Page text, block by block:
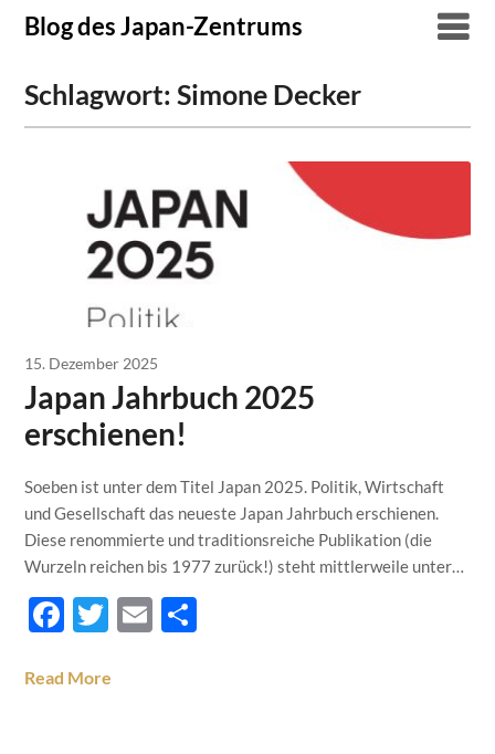
SkipBlog des Japan-Zentrums
Schlagwort:Simone Decker
15. Dezember 2025
Japan Jahrbuch 2025
erschienen!
Soeben ist unter dem Titel Japan 2025. Politik, Wirtschaft
und Gesellschaft das neueste Japan Jahrbuch erschienen.
Diese renommierte und traditionsreiche Publikation (die
Wurzeln reichen bis 1977 zurück!) steht mittlerweile unter…
Facebook
Twitter
Email
Read More